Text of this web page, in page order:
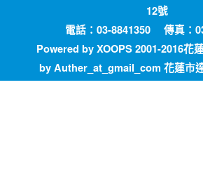
12號
電話：03-8841350 傳真：
Powered by XOOPS 2001-2016花
by Auther_at_gmail_com 花蓮市